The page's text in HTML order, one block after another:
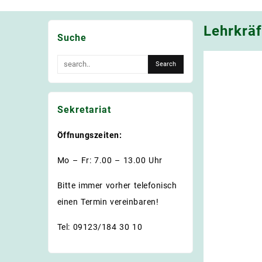
Suche
Sekretariat
Öffnungszeiten:
Mo – Fr: 7.00 – 13.00 Uhr
Bitte immer vorher telefonisch
einen Termin vereinbaren!
Tel: 09123/184 30 10